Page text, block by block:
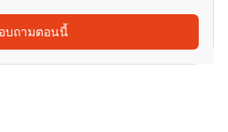
บถามตอนนี้